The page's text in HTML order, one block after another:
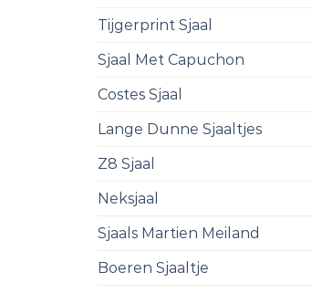
Tijgerprint Sjaal
Sjaal Met Capuchon
Costes Sjaal
Lange Dunne Sjaaltjes
Z8 Sjaal
Neksjaal
Sjaals Martien Meiland
Boeren Sjaaltje